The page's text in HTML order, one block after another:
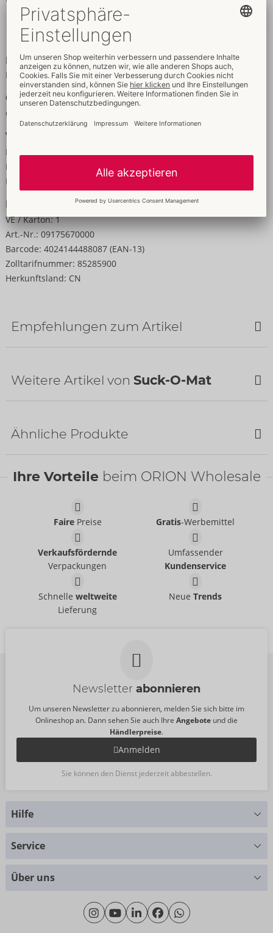
Daten & Eigenschaften
Eigenschaften
Für Männer
Größe
Gewicht:
Verpackung
Breite:
Höhe:
Länge:
Informationen
VE / Karton: 1
Art.-Nr.: 09175670000
Barcode: 4024144488087 (EAN-13)
Zolltarifnummer: 85285900
Herkunftsland: CN
Empfehlungen zum Artikel
Suck-O-Mat 3
599,00 €
Weitere Artikel von Suck-O-Mat
Performance Sleeve M
Suck-O-Mat- ORION Brand
50051670000
Performance Sleeve XL
Suck-O-Mat- ORION Brand
50051750000
64,95 €
Ähnliche Produkte
up Green Power
Display Groß
Ihre Vorteile beim ORION Wholesale
FairePreise Gratis-Werbemittel
Verkaufsfördernde
Verpackungen
Umfassender
Kundenservice
Schnelle weltweite
Lieferung
NeueTrends
Newsletter abonnieren
Um unseren Newsletter zu abonnieren, melden Sie sich bitte im
Onlineshop an. Dann sehen Sie auch Ihre Angebote und die
Händlerpreise.
Anmelden
Sie können den Dienst jederzeit abbestellen.
Hilfe
Montag - Donnerstag: 09:00 - 16:00 Uhr
Freitag: 09:00 - 15:00 Uhr
Service
Über uns
Wir über uns
Nachhaltigkeit